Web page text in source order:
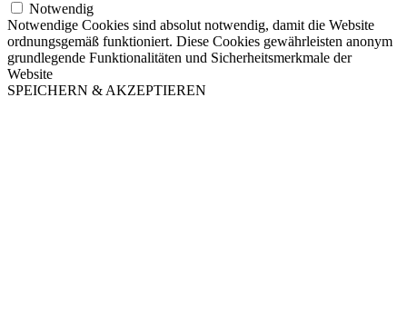
Notwendig
Notwendige Cookies sind absolut notwendig, damit die Website
ordnungsgemäß funktioniert. Diese Cookies gewährleisten anonym
grundlegende Funktionalitäten und Sicherheitsmerkmale der
Website
SPEICHERN & AKZEPTIEREN